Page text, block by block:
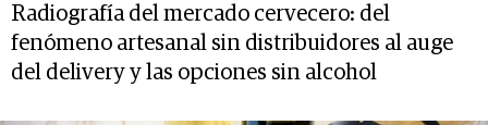
Radiografía del mercado cervecero: del
fenómeno artesanal sin distribuidores al auge
del delivery y las opciones sin alcohol